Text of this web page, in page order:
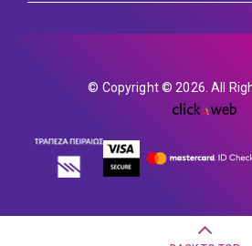
© Copyright © 2026. All